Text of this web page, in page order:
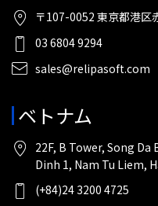
〒107-0052 東京都港区
03 6804 9294
sales@relipasoft.com
ベトナム
22F, B Tower, Song
Dinh 1, Nam Tu Liem,
(+84)24 3200 4725